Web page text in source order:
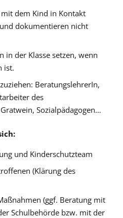
dem Kind in Kontakt
dokumentieren nicht
in der Klasse setzen, wenn
ist.
BeratungslehrerIn,
des
Sozialpädagogen…
und Kinderschutzteam
(Klärung des
(ggf. Beratung mit
Schulbehörde bzw. mit der